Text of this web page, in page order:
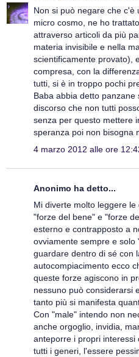
Non si può negare che c'è
micro cosmo, ne ho
attraverso articoli da più
materia invisibile e nella
scientificamente provato),
compresa, con la
tutti, si è in troppo pochi
Baba abbia detto
discorso che non tutti
senza per questo mettere
speranza poi non bisogna
4 marzo 2012 alle ore
Anonimo ha detto...
Mi diverte molto leggere
"forze del bene" e "forze
esterno e contrapposto a
ovviamente sempre e solo
guardare dentro di sé con
autocompiacimento ecco
queste forze agiscono in
nessuno può considerarsi
tanto più si manifesta
Con "male" intendo non
anche orgoglio, invidia,
anteporre i propri interessi
tutti i generi, l'essere